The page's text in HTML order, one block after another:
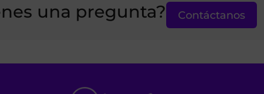
una pregunta? Contáctanos